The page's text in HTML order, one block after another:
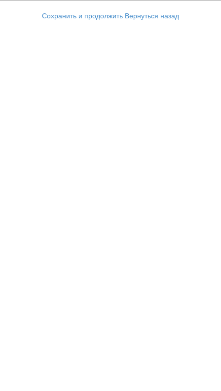
Сохранить и продолжить Вернуться назад